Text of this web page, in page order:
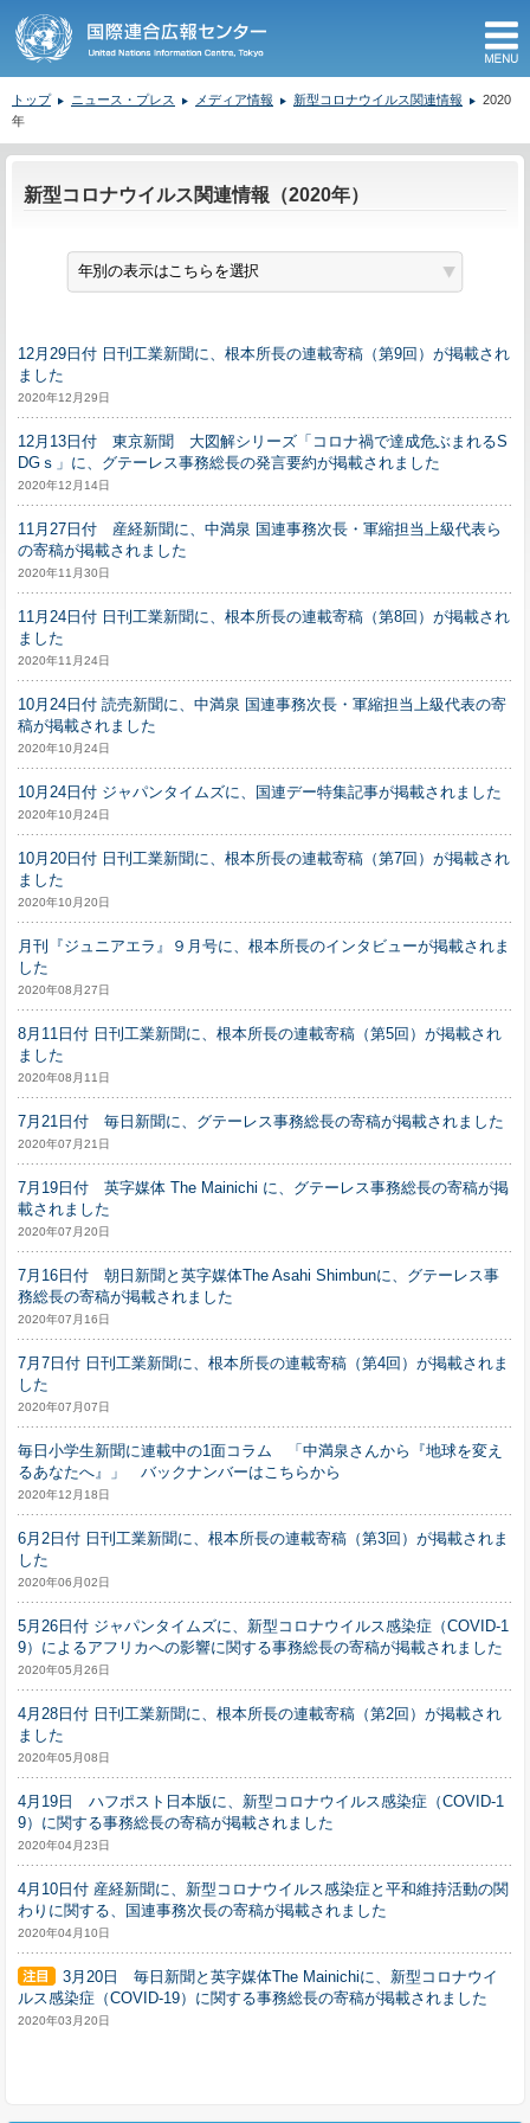
トップ ニュース・プレス メディア情報 新型コロナウイルス関連情報
2020
年
新型コロナウイルス関連情報（2020年）
12月29日付 日刊工業新聞に、根本所長の連載寄稿（第9回）が掲載され
ました
2020年12月29日
12月13日付 東京新聞 大図解シリーズ「コロナ禍で達成危ぶまれるS
DGｓ」に、グテーレス事務総長の発言要約が掲載されました
2020年12月14日
11月27日付 産経新聞に、中満泉 国連事務次長・軍縮担当上級代表ら
の寄稿が掲載されました
2020年11月30日
11月24日付 日刊工業新聞に、根本所長の連載寄稿（第8回）が掲載され
ました
2020年11月24日
10月24日付 読売新聞に、中満泉 国連事務次長・軍縮担当上級代表の寄
稿が掲載されました
2020年10月24日
10月24日付 ジャパンタイムズに、国連デー特集記事が掲載されました
2020年10月24日
10月20日付 日刊工業新聞に、根本所長の連載寄稿（第7回）が掲載され
ました
2020年10月20日
月刊『ジュニアエラ』９月号に、根本所長のインタビューが掲載されま
した
2020年08月27日
8月11日付 日刊工業新聞に、根本所長の連載寄稿（第5回）が掲載され
ました
2020年08月11日
7月21日付 毎日新聞に、グテーレス事務総長の寄稿が掲載されました
2020年07月21日
7月19日付 英字媒体 The Mainichi に、グテーレス事務総長の寄稿が掲
載されました
2020年07月20日
7月16日付 朝日新聞と英字媒体The Asahi Shimbunに、グテーレス事
務総長の寄稿が掲載されました
2020年07月16日
7月7日付 日刊工業新聞に、根本所長の連載寄稿（第4回）が掲載されま
した
2020年07月07日
毎日小学生新聞に連載中の1面コラム 「中満泉さんから『地球を変え
るあなたへ』」 バックナンバーはこちらから
2020年12月18日
6月2日付 日刊工業新聞に、根本所長の連載寄稿（第3回）が掲載されま
した
2020年06月02日
5月26日付 ジャパンタイムズに、新型コロナウイルス感染症（COVID-1
9）によるアフリカへの影響に関する事務総長の寄稿が掲載されました
2020年05月26日
4月28日付 日刊工業新聞に、根本所長の連載寄稿（第2回）が掲載され
ました
2020年05月08日
4月19日 ハフポスト日本版に、新型コロナウイルス感染症（COVID-1
9）に関する事務総長の寄稿が掲載されました
2020年04月23日
4月10日付 産経新聞に、新型コロナウイルス感染症と平和維持活動の関
わりに関する、国連事務次長の寄稿が掲載されました
2020年04月10日
3月20日 毎日新聞と英字媒体The Mainichiに、新型コロナウイ
ルス感染症（COVID-19）に関する事務総長の寄稿が掲載されました
2020年03月20日